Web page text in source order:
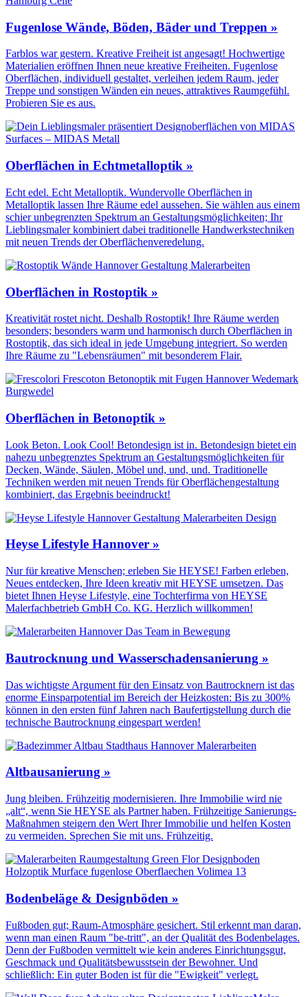
Fugenlose Wände, Böden, Bäder und Treppen »
Farblos war gestern. Kreative Freiheit ist angesagt! Hochwertige
Materialien eröffnen Ihnen neue kreative Freiheiten. Fugenlose
Oberflächen, individuell gestaltet, verleihen jedem Raum, jeder
Treppe und sonstigen Wänden ein neues, attraktives Raumgefühl.
Probieren Sie es aus.
Oberflächen in Echtmetalloptik »
Echt edel. Echt Metalloptik. Wundervolle Oberflächen in
Metalloptik lassen Ihre Räume edel aussehen. Sie wählen aus einem
schier unbegrenzten Spektrum an Gestaltungs­möglichkeiten; Ihr
Lieblingsmaler kombiniert dabei traditionelle Handwerks­techniken
mit neuen Trends der Oberflächen­veredelung.
Oberflächen in Rostoptik »
Kreativität rostet nicht. Deshalb Rostoptik! Ihre Räume werden
besonders; besonders warm und harmonisch durch Oberflächen in
Rostoptik, das sich ideal in jede Umgebung integriert. So werden
Ihre Räume zu "Lebensräumen" mit besonderem Flair.
Oberflächen in Betonoptik »
Look Beton. Look Cool! Betondesign ist in. Betondesign bietet ein
nahezu unbegrenztes Spektrum an Gestaltungs­möglichkeiten für
Decken, Wände, Säulen, Möbel und, und, und. Traditionelle
Techniken werden mit neuen Trends für Oberflächen­gestaltung
kombiniert, das Ergebnis beeindruckt!
Heyse Lifestyle Hannover »
Nur für kreative Menschen; erleben Sie HEYSE! Farben erleben,
Neues entdecken, Ihre Ideen kreativ mit HEYSE umsetzen. Das
bietet Ihnen Heyse Lifestyle, eine Tochterfirma von HEYSE
Malerfachbetrieb GmbH Co. KG. Herzlich willkommen!
Bautrocknung und Wasserschadensanierung »
Das wichtigste Argument für den Einsatz von Bautrocknern ist das
enorme Einsparpotential im Bereich der Heizkosten: Bis zu 300%
können in den ersten fünf Jahren nach Baufertigstellung durch die
technische Bautrocknung eingespart werden!
Altbausanierung »
Jung bleiben. Frühzeitig modernisieren. Ihre Immobilie wird nie
„alt“, wenn Sie HEYSE als Partner haben. Frühzeitige Sanierungs-
Maßnahmen steigern den Wert Ihrer Immobilie und helfen Kosten
zu vermeiden. Sprechen Sie mit uns. Frühzeitig.
Bodenbeläge & Designböden »
Fußboden gut; Raum-Atmosphäre gesichert. Stil erkennt man daran,
wenn man einen Raum "be-tritt", an der Qualität des Boden­belages.
Denn der Fuß­boden vermittelt wie kein anderes Einrichtungs­gut,
Geschmack und Qualitäts­bewusstsein der Bewohner. Und
schließlich: Ein guter Boden ist für die "Ewigkeit" verlegt.